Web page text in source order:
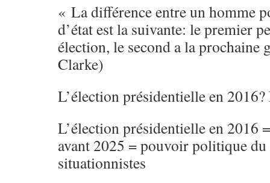
« La différence entre un homme
d’état est la suivante: le premier
élection, le second a la prochaine
Clarke)
L’élection présidentielle en
L’élection présidentielle en 2016
avant 2025 = pouvoir politique
situationnistes